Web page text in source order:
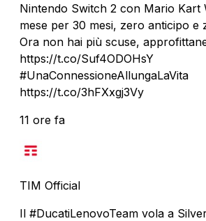
Nintendo Switch 2 con Mario Kart
mese per 30 mesi, zero anticipo e
Ora non hai più scuse,
https://t.co/Suf4ODOHsY
#UnaConnessioneAllungaLaVita
https://t.co/3hFXxgj3Vy
11 ore fa
TIM Official
Il #DucatiLenovoTeam vola a